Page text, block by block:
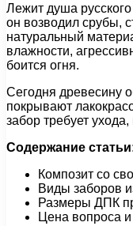
Лежит душа русского
он возводил срубы,
натуральный
влажности,
боится огня.
Сегодня древесину
покрывают
забор требует
Содержание
Композит со
Виды заборов
Размеры ДПК
Цена вопроса